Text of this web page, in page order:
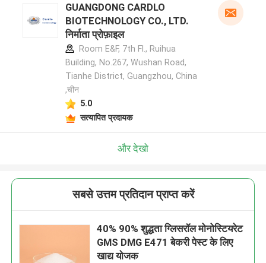
GUANGDONG CARDLO
BIOTECHNOLOGY CO., LTD.
निर्माता प्रोफ़ाइल
Room E&F, 7th Fl., Ruihua
Building, No.267, Wushan Road,
Tianhe District, Guangzhou, China
,चीन
5.0
सत्यापित प्रदायक
और देखो
सबसे उत्तम प्रतिदान प्राप्त करें
40% 90% शुद्धता ग्लिसरॉल मोनोस्टियरेट
GMS DMG E471 बेकरी पेस्ट के लिए
खाद्य योजक